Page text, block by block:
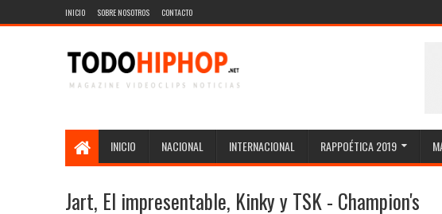
INICIO SOBRE NOSOTROS CONTACTO
INICIO NACIONAL INTERNACIONAL RAPPOÉTICA 2019
Jart, El impresentable, Kinky y TSK - Champion's